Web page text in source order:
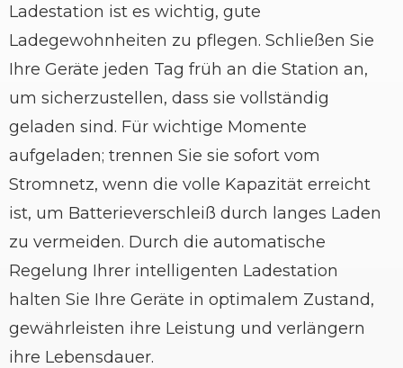
Ladestation ist es wichtig, gute
Ladegewohnheiten zu pflegen. Schließen Sie
Ihre Geräte jeden Tag früh an die Station an,
um sicherzustellen, dass sie vollständig
geladen sind. Für wichtige Momente
aufgeladen; trennen Sie sie sofort vom
Stromnetz, wenn die volle Kapazität erreicht
ist, um Batterieverschleiß durch langes Laden
zu vermeiden. Durch die automatische
Regelung Ihrer intelligenten Ladestation
halten Sie Ihre Geräte in optimalem Zustand,
gewährleisten ihre Leistung und verlängern
ihre Lebensdauer.